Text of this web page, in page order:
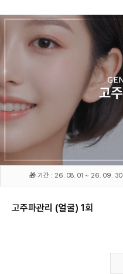
🎁 기간 : 26. 08. 01 ~ 26. 09. 30
고주파관리 (얼굴) 1회